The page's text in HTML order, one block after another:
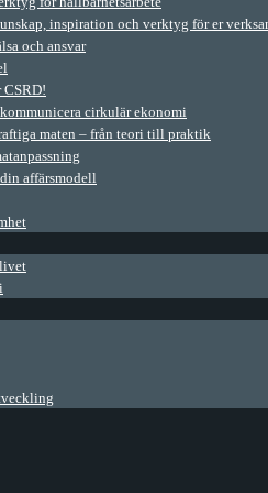
inspiration och verktyg för er
och ansvar
CSRD!
cirkulär ekonomi
maten – från teori till praktik
affärsmodell